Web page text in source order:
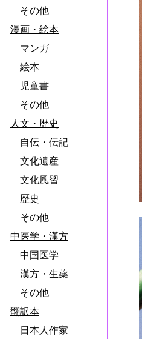
その他
漫画・絵本
マンガ
絵本
児童書
その他
人文・歴史
自伝・伝記
文化遺産
文化風習
歴史
その他
中医学・漢方
中国医学
漢方・生薬
その他
翻訳本
日本人作家